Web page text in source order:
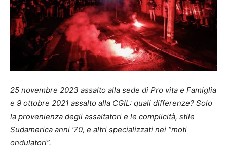
25 novembre 2023 assalto alla sede di Pro vita e Famiglia
e 9 ottobre 2021 assalto alla CGIL: quali differenze? Solo
la provenienza degli assaltatori e le complicità, stile
Sudamerica anni ’70, e altri specializzati nei “moti
ondulatori”.